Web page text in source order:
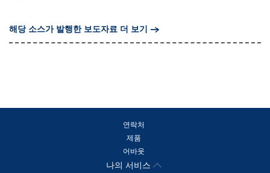
해당 소스가 발행한 보도자료 더 보기
연락처
제품
어바웃
나의 서비스